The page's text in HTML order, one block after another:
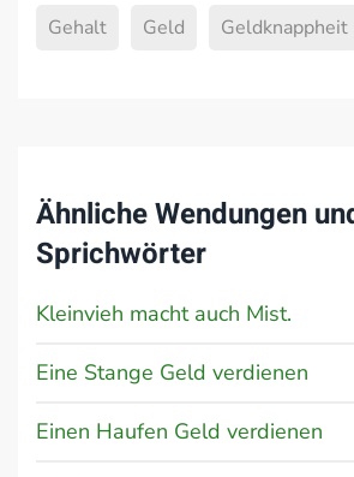
Gehalt Geld Geldknappheit
Ähnliche Wendungen
Sprichwörter
Kleinvieh macht auch Mist.
Eine Stange Geld verdienen
Einen Haufen Geld verdienen